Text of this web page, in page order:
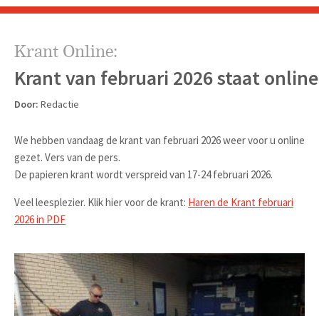
Krant Online:
Krant van februari 2026 staat online
Door: Redactie
We hebben vandaag de krant van februari 2026 weer voor u online
gezet. Vers van de pers.
De papieren krant wordt verspreid van 17-24 februari 2026.
Veel leesplezier. Klik hier voor de krant: Haren de Krant februari
2026 in PDF